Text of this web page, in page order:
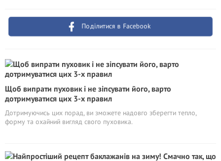
Поділитися в Facebook
Щоб випрати пуховик і не зіпсувати його, варто
дотримуватися цих 3-х правил
Дотримуючись цих порад, ви зможете надовго зберегти тепло,
форму та охайний вигляд свого пуховика.